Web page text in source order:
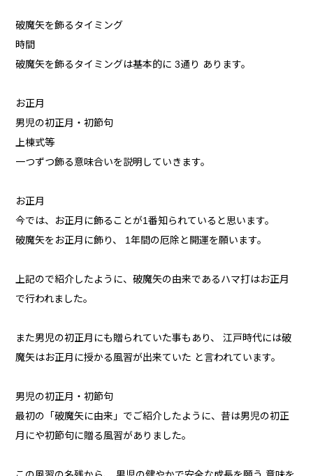
破魔矢を飾るタイミング
時間
破魔矢を飾るタイミングは基本的に 3通り あります。
お正月
男児の初正月・初節句
上棟式等
一つずつ飾る意味合いを説明していきます。
お正月
今では、お正月に飾ることが1番知られていると思います。
破魔矢をお正月に飾り、 1年間の厄除と開運を願います。
上記ので紹介したように、破魔矢の由来であるハマ打はお正月
で行われました。
また男児の初正月にも贈られていた事もあり、 江戸時代には破
魔矢はお正月に授かる風習が出来ていた と言われています。
男児の初正月・初節句
最初の「破魔矢に由来」でご紹介したように、昔は男児の初正
月にや初節句に贈る風習がありました。